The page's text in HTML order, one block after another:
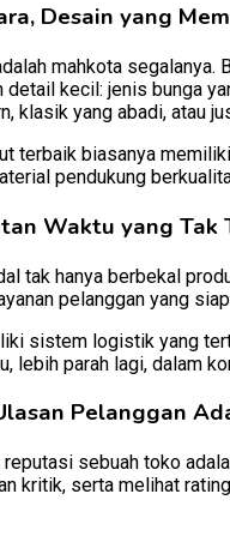
Desain yang
mahkota
kecil: jenis bunga
klasik yang abadi, atau
terbaik biasanya
pendukung
Waktu yang Tak
tak hanya berbekal
pelanggan yang
sistem logistik yang
lebih parah lagi, dalam
Pelanggan
sebuah toko
kritik, serta melihat